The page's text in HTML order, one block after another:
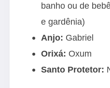
banho ou de
e gardênia)
Anjo: Gabriel
Orixá: Oxum
Santo Protetor: